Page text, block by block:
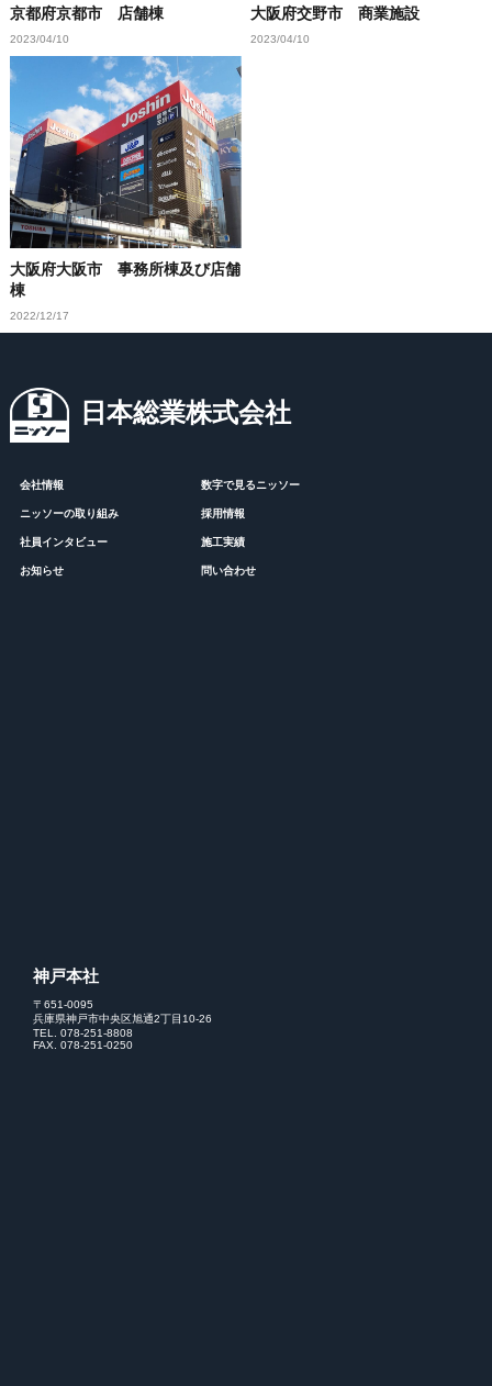
京都府京都市 店舗棟
2023/04/10
大阪府交野市 商業施設
2023/04/10
大阪府大阪市 事務所棟及び店舗
棟
2022/12/17
日本総業株式会社
会社情報 数字で見るニッソー
ニッソーの取り組み 採用情報
社員インタビュー 施工実績
お知らせ 問い合わせ
神戸本社
〒651-0095
兵庫県神戸市中央区旭通2丁目10-26
TEL. 078-251-8808
FAX. 078-251-0250